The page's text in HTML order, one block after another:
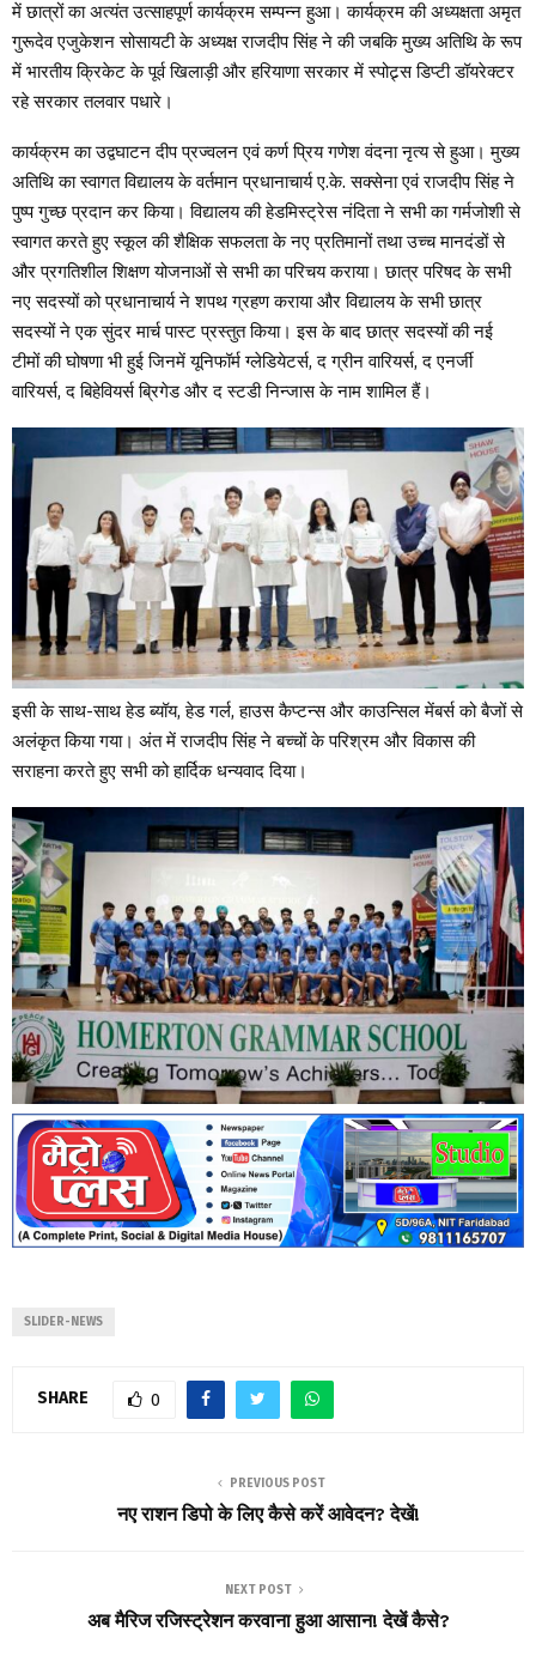
में छात्रों का अत्यंत उत्साहपूर्ण कार्यक्रम सम्पन्न हुआ। कार्यक्रम की अध्यक्षता अमृत
गुरूदेव एजुकेशन सोसायटी के अध्यक्ष राजदीप सिंह ने की जबकि मुख्य अतिथि के रूप
में भारतीय क्रिकेट के पूर्व खिलाड़ी और हरियाणा सरकार में स्पोट्र्स डिप्टी डॉयरेक्टर
रहे सरकार तलवार पधारे।
कार्यक्रम का उद्वघाटन दीप प्रज्वलन एवं कर्ण प्रिय गणेश वंदना नृत्य से हुआ। मुख्य
अतिथि का स्वागत विद्यालय के वर्तमान प्रधानाचार्य ए.के. सक्सेना एवं राजदीप सिंह ने
पुष्प गुच्छ प्रदान कर किया। विद्यालय की हेडमिस्ट्रेस नंदिता ने सभी का गर्मजोशी से
स्वागत करते हुए स्कूल की शैक्षिक सफलता के नए प्रतिमानों तथा उच्च मानदंडों से
और प्रगतिशील शिक्षण योजनाओं से सभी का परिचय कराया। छात्र परिषद के सभी
नए सदस्यों को प्रधानाचार्य ने शपथ ग्रहण कराया और विद्यालय के सभी छात्र
सदस्यों ने एक सुंदर मार्च पास्ट प्रस्तुत किया। इस के बाद छात्र सदस्यों की नई
टीमों की घोषणा भी हुई जिनमें यूनिफॉर्म ग्लेडियेटर्स, द ग्रीन वारियर्स, द एनर्जी
वारियर्स, द बिहेवियर्स ब्रिगेड और द स्टडी निन्जास के नाम शामिल हैं।
इसी के साथ-साथ हेड ब्यॉय, हेड गर्ल, हाउस कैप्टन्स और काउन्सिल मेंबर्स को बैजों से
अलंकृत किया गया। अंत में राजदीप सिंह ने बच्चों के परिश्रम और विकास की
सराहना करते हुए सभी को हार्दिक धन्यवाद दिया।
SLIDER-NEWS
SHARE 0
PREVIOUS POST
नए राशन डिपो के लिए कैसे करें आवेदन? देखें!
NEXT POST
अब मैरिज रजिस्ट्रेशन करवाना हुआ आसान! देखें कैसे?